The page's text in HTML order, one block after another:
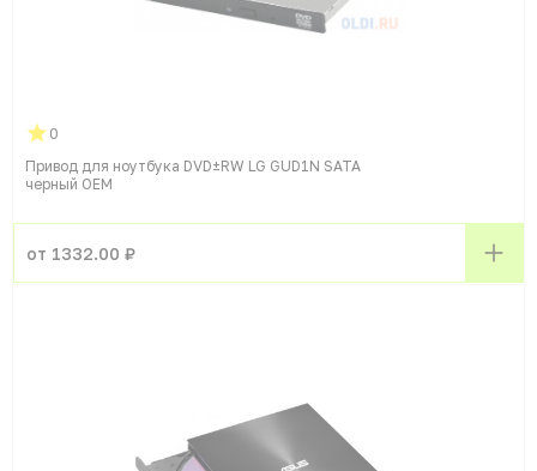
0
Привод для ноутбука DVD±RW LG GUD1N SATA
черный OEM
от 1332.00 ₽